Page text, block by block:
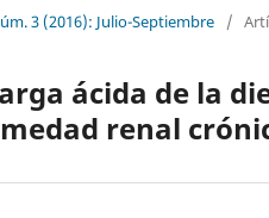
3 (2016): Julio-Septiembre /
ácida de la
renal